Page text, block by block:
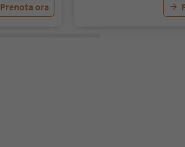
Prenota ora